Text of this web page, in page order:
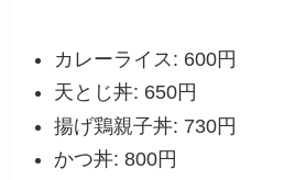
カレーライス: 600円
天とじ丼: 650円
揚げ鶏親子丼: 730円
かつ丼: 800円